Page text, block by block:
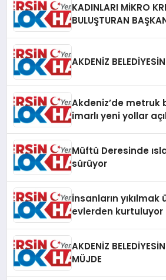
KADINLARI MİKRO
BULUŞTURAN
AKDENİZ
Akdeniz’de metruk
imarlı yeni yollar
Müftü Deresinde
sürüyor
İnsanların yıkılmak
evlerden kurtuluyor
AKDENİZ
MÜJDE